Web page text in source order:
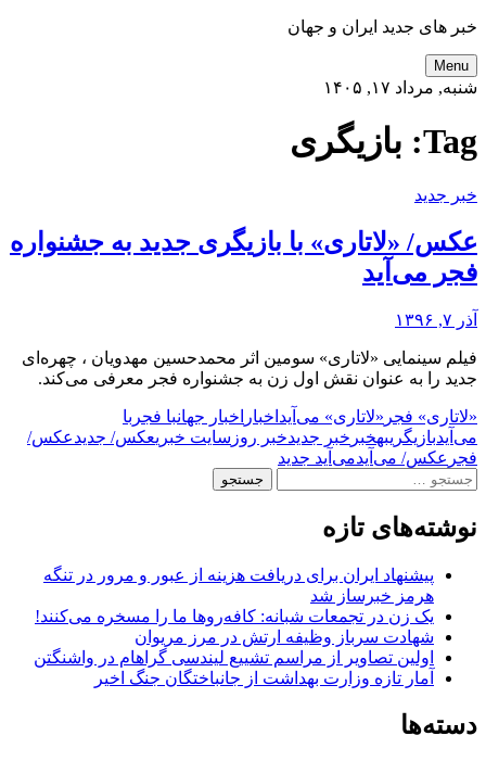
خبر های جدید ایران و جهان
Menu
شنبه, مرداد ۱۷, ۱۴۰۵
Tag: بازیگری
خبر جدید
عکس/ «لاتاری» با بازیگری جدید به جشنواره
فجر می‌آید
آذر ۷, ۱۳۹۶
فیلم سینمایی «لاتاری» سومین اثر محمدحسین مهدویان ، چهره‌ای
جدید را به عنوان نقش اول زن به جشنواره فجر معرفی می‌کند.
«لاتاری» فجر «لاتاری» می‌آید اخبار اخبار جهانبا فجر با
می‌آیدبازیگریبهخبر خبر جدیدخبر روز سایت خبریعکس/ جدیدعکس/
فجر عکس/ می‌آیدمی‌آید جدید
جستجو
نوشته‌های تازه
پیشنهاد ایران برای دریافت هزینه از عبور و مرور در تنگه
هرمز خبرساز شد
یک زن در تجمعات شبانه: کافه‌روها ما را مسخره می‌کنند!
شهادت سرباز وظیفه ارتش در مرز مریوان
اولین تصاویر از مراسم تشییع لیندسی گراهام در واشنگتن
آمار تازه وزارت بهداشت از جانباختگان جنگ اخیر
دسته‌ها